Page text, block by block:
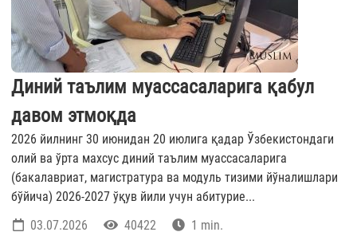
Диний таълим муассасаларига қабул
давом этмоқда
2026 йилнинг 30 июнидан 20 июлига қадар Ўзбекистондаги
олий ва ўрта махсус диний таълим муассасаларига
(бакалавриат, магистратура ва модуль тизими йўналишлари
бўйича) 2026-2027 ўқув йили учун абитурие...
03.07.2026
40422 1 min.